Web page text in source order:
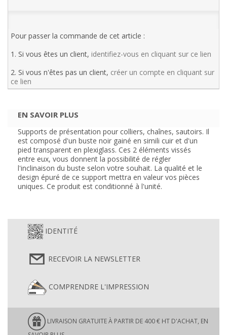
Pour passer la commande de cet article :
1. Si vous êtes un client, identifiez-vous en cliquant sur ce lien
2. Si vous n'êtes pas un client, créer un compte en cliquant sur
ce lien
EN SAVOIR PLUS
Supports de présentation pour colliers, chaînes, sautoirs. Il
est composé d'un buste noir gainé en simili cuir et d'un
pied transparent en plexiglass. Ces 2 éléments vissés
entre eux, vous donnent la possibilité de régler
l'inclinaison du buste selon votre souhait. La qualité et le
design épuré de ce support mettra en valeur vos pièces
uniques. Ce produit est conditionné à l'unité.
IDENTITÉ
RECEVOIR LA NEWSLETTER
COMPRENDRE L'IMPRESSION
LIVRAISON GRATUITE À PARTIR DE 400 € HT D'ACHAT, EN